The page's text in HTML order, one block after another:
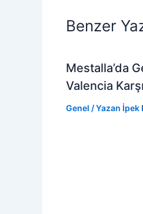
Benzer
Mestalla’da
Valencia
Genel / Yazan İpek